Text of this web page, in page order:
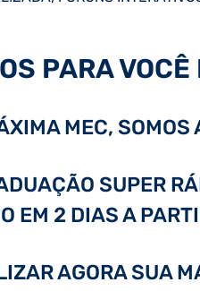
PARA
MEC,
SUPER
EM 2 DIAS A
AGORA SUA